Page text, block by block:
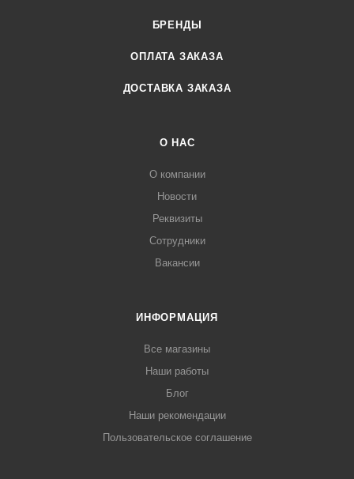
БРЕНДЫ
ОПЛАТА ЗАКАЗА
ДОСТАВКА ЗАКАЗА
О НАС
О компании
Новости
Реквизиты
Сотрудники
Вакансии
ИНФОРМАЦИЯ
Все магазины
Наши работы
Блог
Наши рекомендации
Пользовательское соглашение